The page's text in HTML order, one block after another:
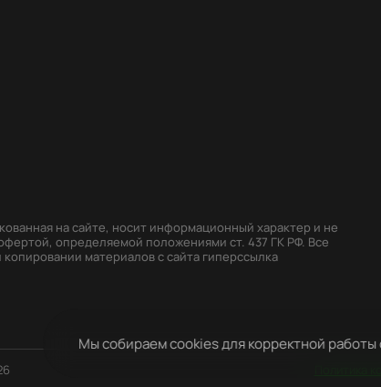
на сайте, носит информационный характер и не
определяемой положениями ст. 437 ГК РФ. Все
материалов с сайта гиперссылка
Мы собираем cookies для корректной работы